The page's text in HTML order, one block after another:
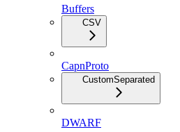
Buffers
CSV
CapnProto
CustomSeparated
DWARF